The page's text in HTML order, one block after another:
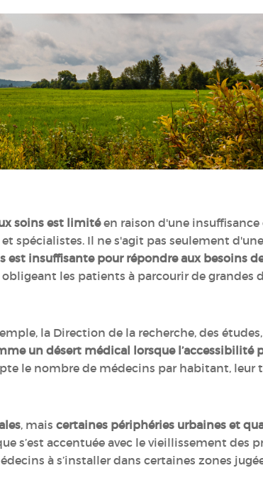
soins est limitéen raison d'une insuffisance
spécialistes. Il ne s'agit pas seulement
est insuffisante pour répondre aux besoins
les patients à parcourir de grandes
la Direction de la recherche, des
un désert médical lorsque l’accessibilité
le nombre de médecins par habitant, leur
, mais certaines périphéries urbaines et
s’est accentuée avec le vieillissement des
à s’installer dans certaines zones